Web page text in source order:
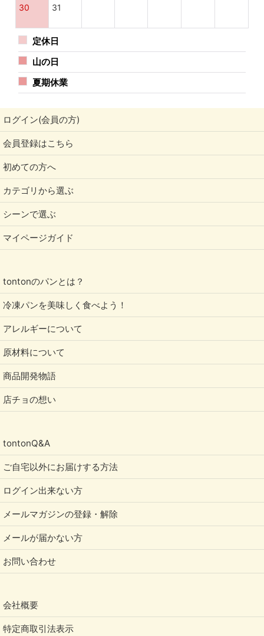
30 31
定休日
山の日
夏期休業
ログイン(会員の方)
会員登録はこちら
初めての方へ
カテゴリから選ぶ
シーンで選ぶ
マイページガイド
tontonのパンとは？
冷凍パンを美味しく食べよう！
アレルギーについて
原材料について
商品開発物語
店チョの想い
tontonQ&A
ご自宅以外にお届けする方法
ログイン出来ない方
メールマガジンの登録・解除
メールが届かない方
お問い合わせ
会社概要
特定商取引法表示